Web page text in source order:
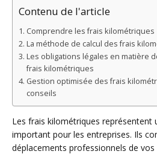
Contenu de l'article
Comprendre les frais kilométriques
La méthode de calcul des frais
Les obligations légales en matière
frais kilométriques
Gestion optimisée des frais
conseils
Les frais kilométriques représentent
important pour les entreprises. Ils
déplacements professionnels de